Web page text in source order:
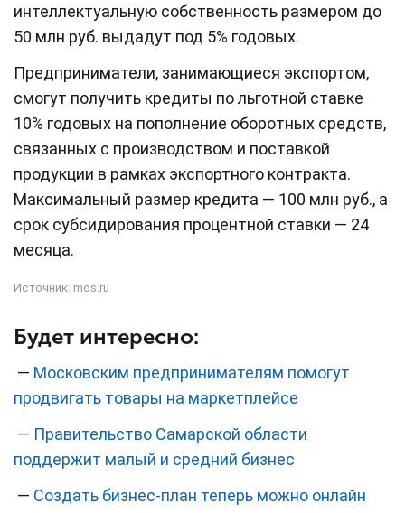
интеллектуальную собственность размером до
50 млн руб. выдадут под 5% годовых.
Предприниматели, занимающиеся экспортом,
смогут получить кредиты по льготной ставке
10% годовых на пополнение оборотных средств,
связанных с производством и поставкой
продукции в рамках экспортного контракта.
Максимальный размер кредита — 100 млн руб., а
срок субсидирования процентной ставки — 24
месяца.
Источник: mos.ru
Будет интересно:
— Московским предпринимателям помогут
продвигать товары на маркетплейсе
— Правительство Самарской области
поддержит малый и средний бизнес
— Создать бизнес-план теперь можно онлайн